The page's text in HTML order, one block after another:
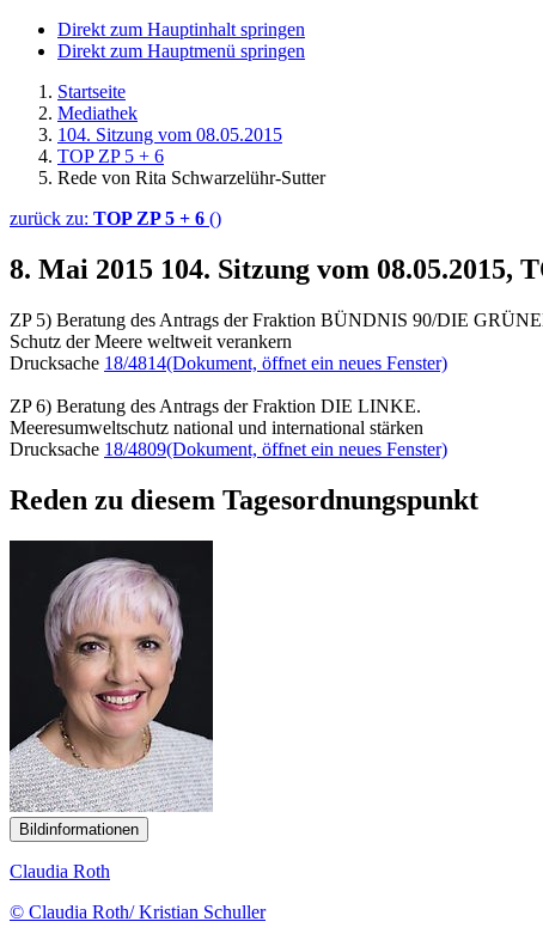
Direkt zum Hauptinhalt springen
Direkt zum Hauptmenü springen
Startseite
Mediathek
104. Sitzung vom 08.05.2015
TOP ZP 5 + 6
Rede von Rita Schwarzelühr-Sutter
zurück zu: TOP ZP 5 + 6 ()
8. Mai 2015 104. Sitzung vom 08.05.2015,
ZP 5) Beratung des Antrags der Fraktion BÜNDNIS 90/DIE
Schutz der Meere weltweit verankern
Drucksache 18/4814(Dokument, öffnet ein neues Fenster)
ZP 6) Beratung des Antrags der Fraktion DIE LINKE.
Meeresumweltschutz national und international stärken
Drucksache 18/4809(Dokument, öffnet ein neues Fenster)
Reden zu diesem Tagesordnungspunkt
Bildinformationen
Claudia Roth
© Claudia Roth/ Kristian Schuller